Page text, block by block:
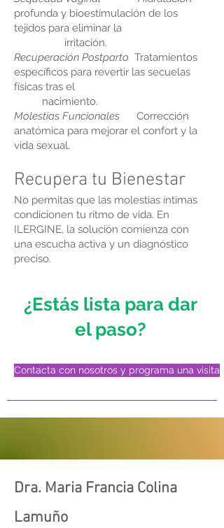
profunda y bioestimulación de los
tejidos para eliminar la
irritación.
Recuperación Postparto Tratamientos
específicos para revertir las secuelas
físicas tras el
nacimiento.
Molestias Funcionales
Corrección
anatómica para mejorar el confort y la
vida sexual.
Recupera tu Bienestar
No permitas que las molestias íntimas
condicionen tu ritmo de vida. En
ILERGINE, la solución comienza con
una escucha activa y un diagnóstico
preciso.
¿Estás lista para dar
el paso?
Contacta con nosotros y programa una visita
Dra. Maria Francia Colina
Lamuño